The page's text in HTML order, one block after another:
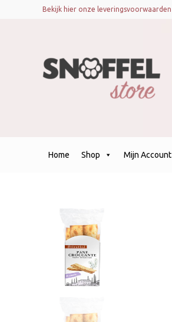
Bekijk hier onze leveringsvoorwaarden
Home Shop Mijn Account